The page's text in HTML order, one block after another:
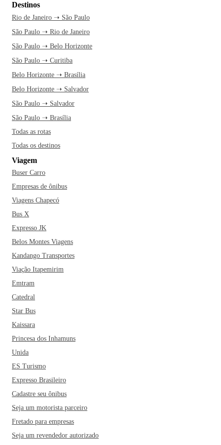
Destinos
Rio de Janeiro ➝ São Paulo
São Paulo ➝ Rio de Janeiro
São Paulo ➝ Belo Horizonte
São Paulo ➝ Curitiba
Belo Horizonte ➝ Brasília
Belo Horizonte ➝ Salvador
São Paulo ➝ Salvador
São Paulo ➝ Brasília
Todas as rotas
Todas os destinos
Viagem
Buser Carro
Empresas de ônibus
Viagens Chapecó
Bus X
Expresso JK
Belos Montes Viagens
Kandango Transportes
Viação Itapemirim
Emtram
Catedral
Star Bus
Kaissara
Princesa dos Inhamuns
Unida
ES Turismo
Expresso Brasileiro
Cadastre seu ônibus
Seja um motorista parceiro
Fretado para empresas
Seja um revendedor autorizado